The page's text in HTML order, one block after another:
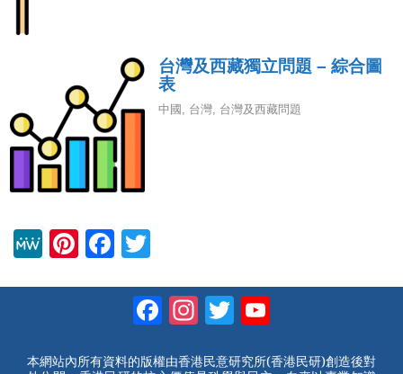
台灣及西藏獨立問題 – 綜合圖
表
中國 , 台灣, 台灣及西藏問題
M
Pi
st
F
b
tt
er
Facebook
Instagram
Twitter
本網站內所有資料的版權由香港民意研究所(香港民研)創造後對